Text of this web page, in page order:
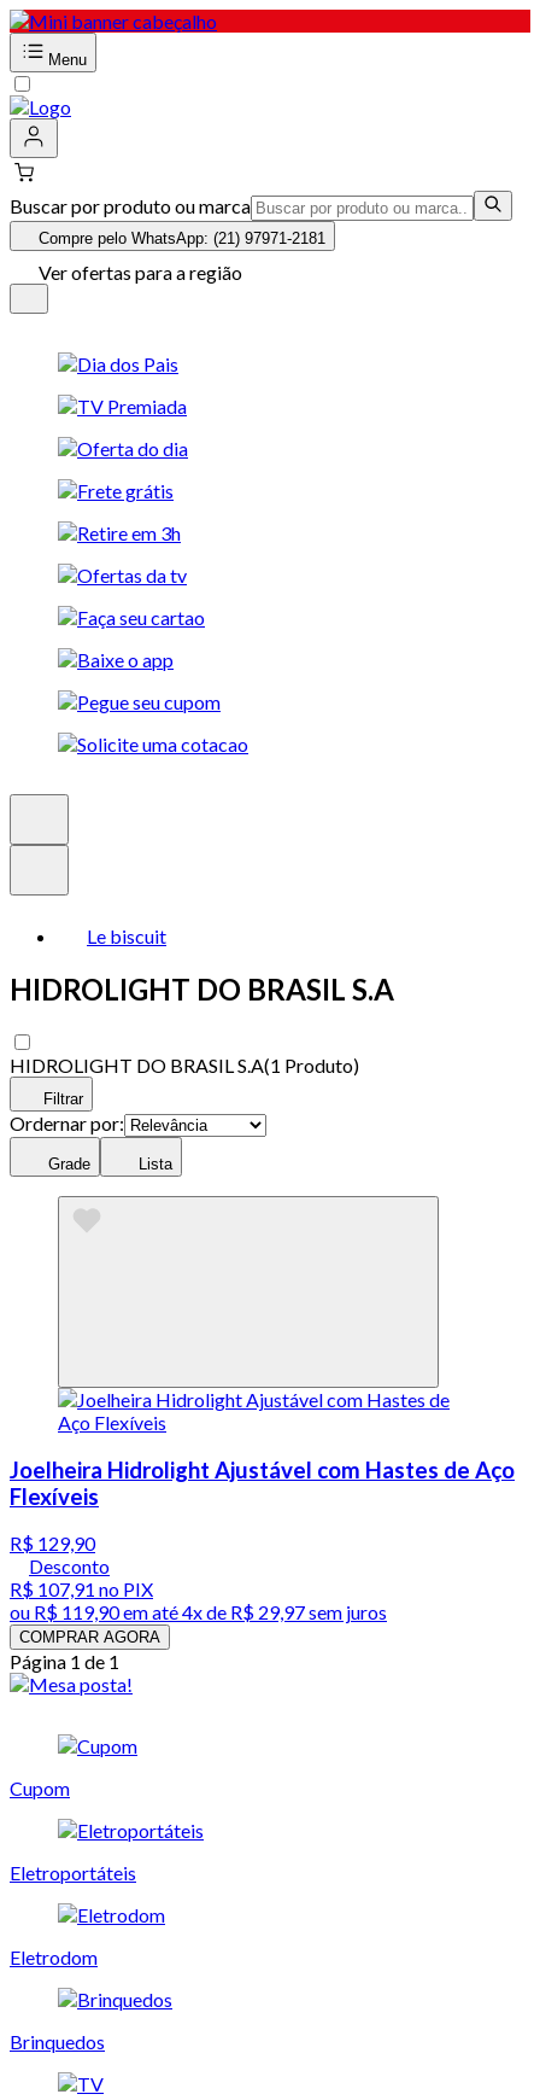
Menu
Buscar por produto ou marca
Compre pelo WhatsApp: (21) 97971-2181
Ver ofertas para a região
Le biscuit
HIDROLIGHT DO BRASIL S.A
HIDROLIGHT DO BRASIL S.A(1 Produto)
Filtrar
Ordernar por:
Grade Lista
Joelheira Hidrolight Ajustável com Hastes de Aço
Flexíveis
R$ 129,90
Desconto
R$ 107,91 no PIX
ou R$ 119,90em até4x de R$ 29,97 sem juros
COMPRAR AGORA
Página 1 de 1
Cupom
Eletroportáteis
Eletrodom
Brinquedos